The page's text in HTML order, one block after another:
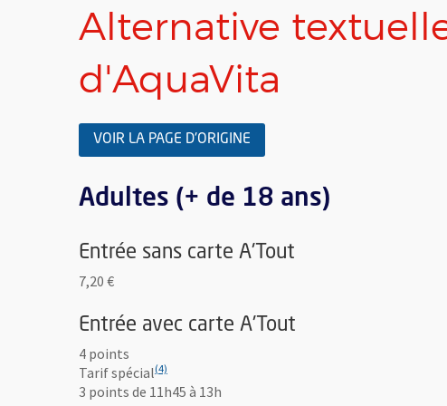
Alternative
d'AquaVita
VOIR LA PAGE D'ORIGINE
Adultes (+ de 18 ans)
Entrée sans carte A'Tout
7,20 €
Entrée avec carte A'Tout
4 points
Tarif spécial(4)
3 points de 11h45 à 13h